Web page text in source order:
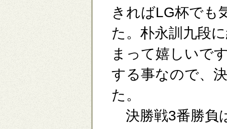
きればLG杯でも
た。朴永訓九段
まって嬉しいで
する事なので、
た。
決勝戦3番勝負